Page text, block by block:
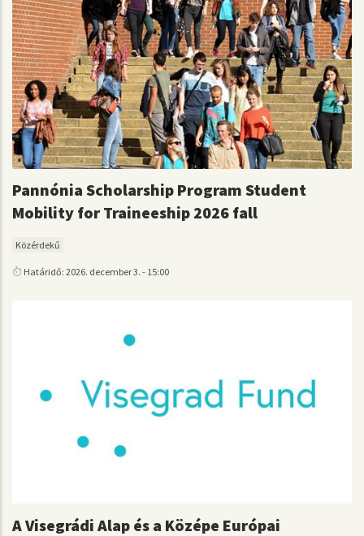
Pannónia Scholarship Program Student
Mobility for Traineeship 2026 fall
Közérdekű
Határidő: 2026. december 3. - 15:00
A Visegrádi Alap és a Középe Európai